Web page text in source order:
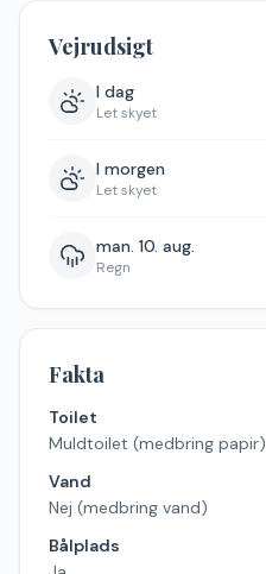
Vejrudsigt
I dag
Let skyet
I morgen
Let skyet
man. 10. aug.
Regn
Fakta
Toilet
Muldtoilet (medbring papir)
Vand
Nej (medbring vand)
Bålplads